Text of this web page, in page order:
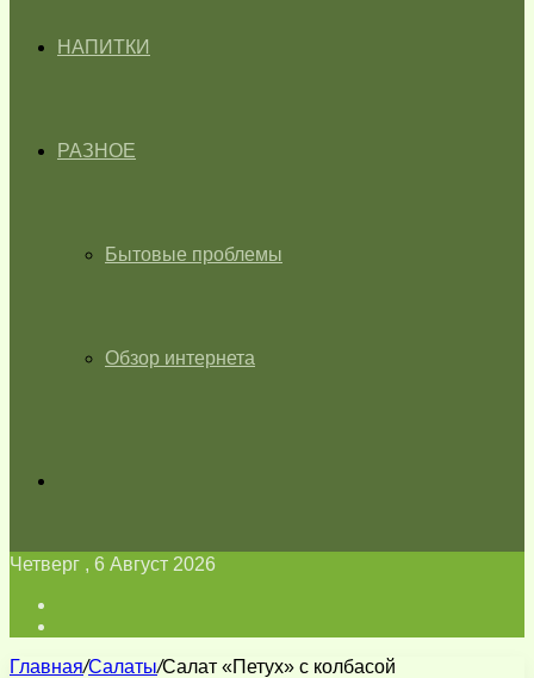
НАПИТКИ
РАЗНОЕ
Бытовые проблемы
Обзор интернета
Четверг , 6 Август 2026
Главная/Салаты/Салат «Петух» с колбасой